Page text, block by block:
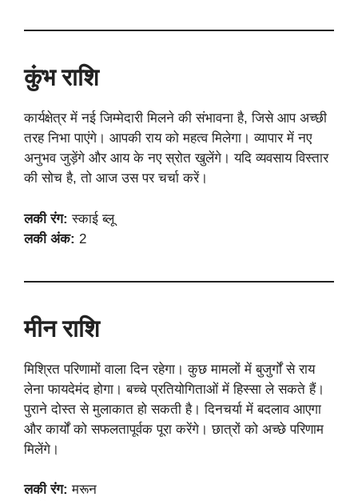
कुंभ राशि
कार्यक्षेत्र में नई जिम्मेदारी मिलने की संभावना है, जिसे आप अच्छी
तरह निभा पाएंगे। आपकी राय को महत्व मिलेगा। व्यापार में नए
अनुभव जुड़ेंगे और आय के नए स्रोत खुलेंगे। यदि व्यवसाय विस्तार
की सोच है, तो आज उस पर चर्चा करें।
लकी रंग: स्काई ब्लू
लकी अंक: 2
मीन राशि
मिश्रित परिणामों वाला दिन रहेगा। कुछ मामलों में बुजुर्गों से राय
लेना फायदेमंद होगा। बच्चे प्रतियोगिताओं में हिस्सा ले सकते हैं।
पुराने दोस्त से मुलाकात हो सकती है। दिनचर्या में बदलाव आएगा
और कार्यों को सफलतापूर्वक पूरा करेंगे। छात्रों को अच्छे परिणाम
मिलेंगे।
लकी रंग: मरून